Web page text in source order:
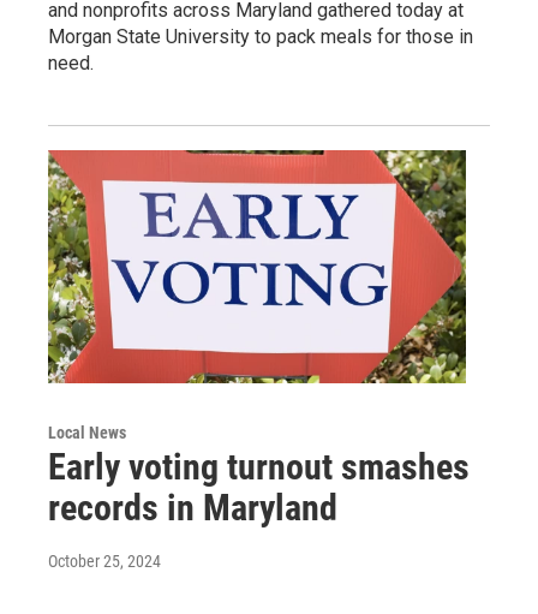
and nonprofits across Maryland gathered today at
Morgan State University to pack meals for those in
need.
Local News
Early voting turnout smashes
records in Maryland
October 25, 2024